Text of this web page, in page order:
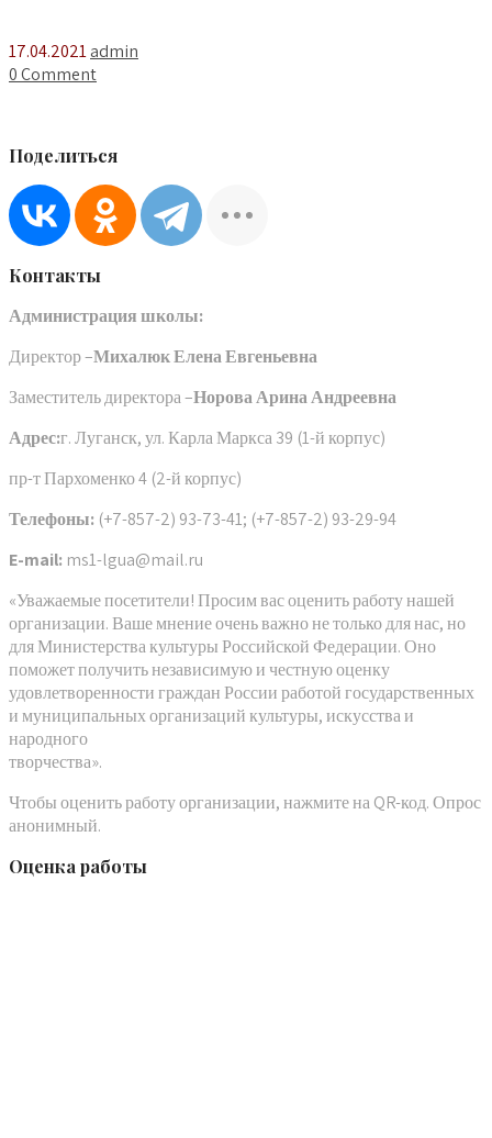
17.04.2021admin
0 Comment
Поделиться
Контакты
Администрация школы:
Директор –Михалюк Елена Евгеньевна
Заместитель директора –Норова Арина Андреевна
Адрес:г. Луганск, ул. Карла Маркса 39 (1-й корпус)
пр-т Пархоменко 4 (2-й корпус)
Телефоны: (+7-857-2) 93-73-41; (+7-857-2) 93-29-94
E-mail: ms1-lgua@mail.ru
«Уважаемые посетители! Просим вас оценить работу нашей
организации. Ваше мнение очень важно не только для нас, но
для Министерства культуры Российской Федерации. Оно
поможет получить независимую и честную оценку
удовлетворенности граждан России работой государственных
и муниципальных организаций культуры, искусства и
народного
творчества».
Чтобы оценить работу организации, нажмите на QR-код. Опрос
анонимный.
Оценка работы